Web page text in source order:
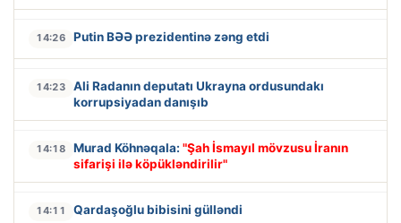
14:26 Putin BƏƏ prezidentinə zəng etdi
14:23
Ali Radanın deputatı Ukrayna ordusundakı
korrupsiyadan danışıb
14:18 Murad Köhnəqala: "Şah İsmayıl mövzusu İranın
sifarişi ilə köpükləndirilir"
14:11 Qardaşoğlu bibisini gülləndi